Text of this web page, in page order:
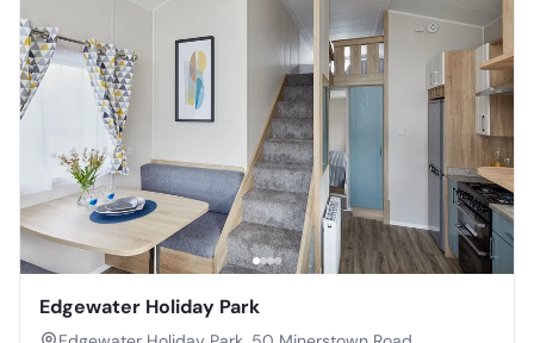
Edgewater Holiday Park